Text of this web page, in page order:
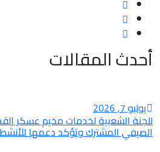
أحدث المقالات
يوليو7
, 2026
للجنة الشعبية لخدمات مخيم عسكر
الصيفي المشترك وتؤكد دعمها